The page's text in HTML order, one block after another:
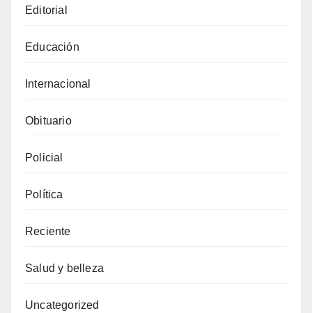
Editorial
Educación
Internacional
Obituario
Policial
Política
Reciente
Salud y belleza
Uncategorized